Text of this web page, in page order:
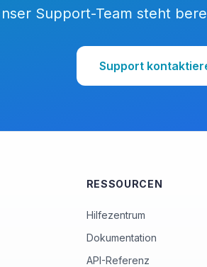
Support-Team steht
Support
RESSOURCEN
Hilfezentrum
Dokumentation
API-Referenz